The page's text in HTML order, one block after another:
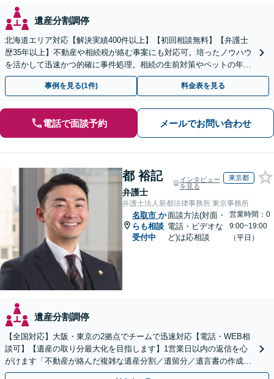
遺産分割調停
北海道エリア対応【解決実績400件以上】【初回相談無料】【弁護士
歴35年以上】不動産や相続税が絡む事案にも対応可。培ったノウハウ
を活かして迅速かつ的確に事件処理。相続の生前対策やペットの年金
システムもお任せ【完全個室】【自衛隊前駅8分】
事例を見る(1件) 料金表を見る
電話で面談予約 メールでお問い合わせ
都 裕記
弁護士
インタビュー
を見る
東京都
弁護士法人新都法律事務所 東京事務所
名取市 か
らも相談
受付中
面談方法(対面・
電話・ビデオな
ど)は応相談
営業時間：0
9:00~19:00
（平日）
遺産分割調停
【全国対応】大阪・東京の2拠点でチームで迅速対応【電話・WEB相
談可】【遺産の取り分最大化を目指します】1営業日以内の返信を心
がけます「不動産が絡んだ複雑な遺産分割／遺留分／遺言書の作成・
執行／事業承継など、お任せください」【休日相談あり】